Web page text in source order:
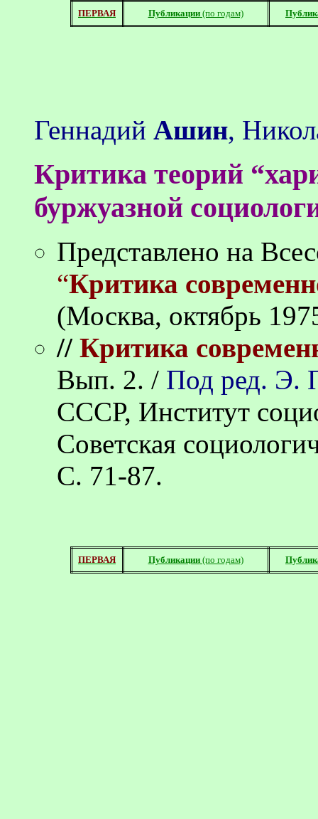
ПЕРВАЯ Публикации(по годам)
Геннадий Ашин,
Критика теорий
буржуазной
Представлено на
“Критика
(Москва, октябрь
// Критика
Вып. 2. / Под ред. Э.
СССР, Институт
Советская
С. 71-87.
ПЕРВАЯ Публикации(по годам)